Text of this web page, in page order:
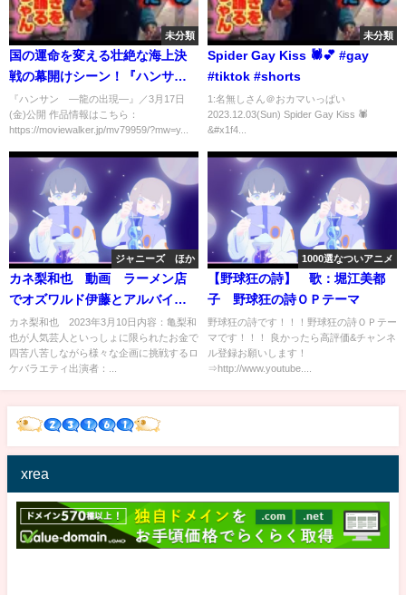
未分類
国の運命を変える壮絶な海上決
戦の幕開けシーン！『ハンサ
ン ―龍の出現―』本編映像
『ハンサン ―龍の出現―』／3月17日
(金)公開 作品情報はこちら：
https://moviewalker.jp/mv79959/?mw=y...
未分類
Spider Gay Kiss 🕷️💕 #gay
#tiktok #shorts
1:名無しさん＠おカマいっぱい
2023.12.03(Sun) Spider Gay Kiss 🕷️
&#x1f4...
ジャニーズ ほか
カネ梨和也 動画 ラーメン店
でオズワルド伊藤とアルバイ
ト 3月10日
カネ梨和也 2023年3月10日内容：亀梨和
也が人気芸人といっしょに限られたお金で
四苦八苦しながら様々な企画に挑戦するロ
ケバラエティ出演者：...
1000選なついアニメ
【野球狂の詩】 歌：堀江美都
子 野球狂の詩ＯＰテーマ
野球狂の詩です！！！野球狂の詩ＯＰテー
マです！！！ 良かったら高評価&チャンネ
ル登録お願いします！
⇒http://www.youtube....
xrea